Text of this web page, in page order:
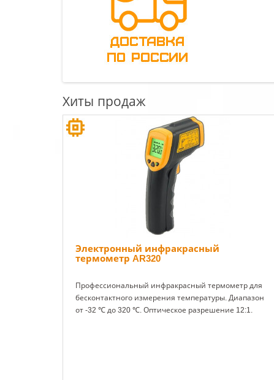
Хиты продаж
Электронный инфракрасный
термометр AR320
Профессиональный инфракрасный термометр для
бесконтактного измерения температуры. Диапазон
от -32 ℃ до 320 ℃. Оптическое разрешение 12:1.